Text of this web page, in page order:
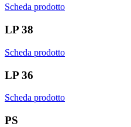
Scheda prodotto
LP 38
Scheda prodotto
LP 36
Scheda prodotto
PS